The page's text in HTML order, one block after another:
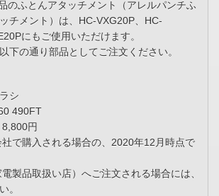
のふとんアタッチメント（アレルパンチふ
チメント）は、HC-VXG20P、HC-
にもご使用いただけます。
下の通り部品としてご注文ください。
シ
490FT
円
で購入される場合の、2020年12月時点で
製品取扱い店）へご注文される場合には、
。